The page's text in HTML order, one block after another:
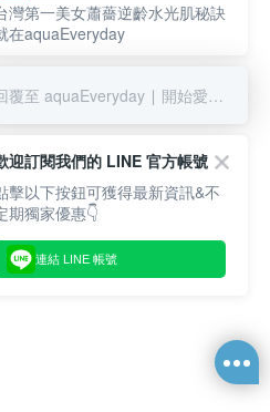
灣第一美女蕭薔逆齡水光肌秘訣
在aquaEveryday
回覆至 aquaEveryday ∣ 開始愛上我的水光肌
迎訂閱我們的 LINE 官方帳號
擊以下按鈕可獲得最新資訊&不
期獨家優惠👇
連結 LINE 帳號